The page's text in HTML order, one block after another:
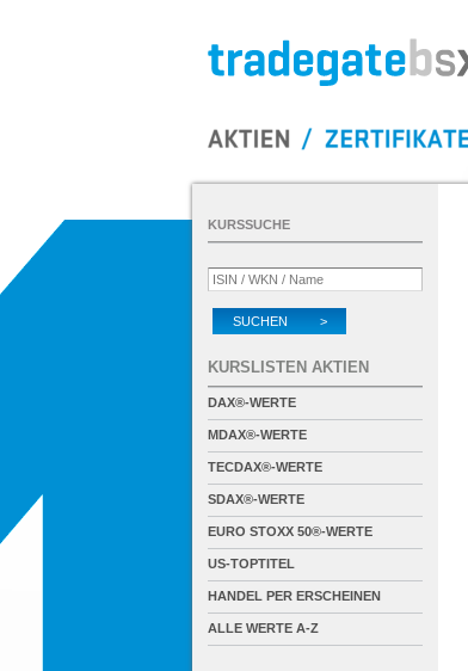
KURSSUCHE
SUCHEN >
KURSLISTEN AKTIEN
DAX®-WERTE
MDAX®-WERTE
TECDAX®-WERTE
SDAX®-WERTE
EURO STOXX 50®-WERTE
US-TOPTITEL
HANDEL PER ERSCHEINEN
ALLE WERTE A-Z